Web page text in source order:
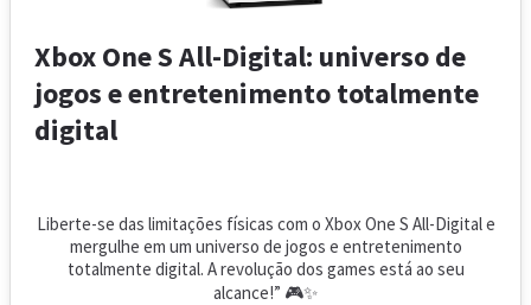
Xbox One S All-Digital: universo de
jogos e entretenimento totalmente
digital
Liberte-se das limitações físicas com o Xbox One S All-Digital e
mergulhe em um universo de jogos e entretenimento
totalmente digital. A revolução dos games está ao seu
alcance!” 🎮✨